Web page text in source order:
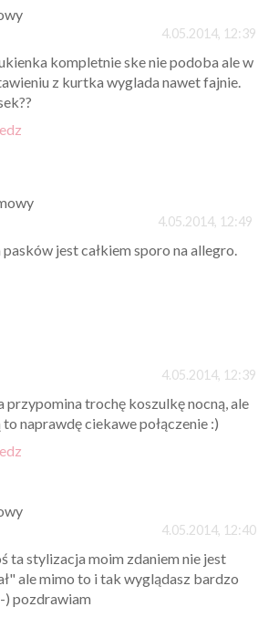
4.05.2014, 12:39
kompletnie ske nie podoba ale w
z kurtka wyglada nawet fajnie.
4.05.2014, 12:49
jest całkiem sporo na allegro.
4.05.2014, 12:39
przypomina trochę koszulkę nocną, ale
to naprawdę ciekawe połączenie :)
4.05.2014, 12:40
ta stylizacja moim zdaniem nie jest
ale mimo to i tak wyglądasz bardzo
) pozdrawiam